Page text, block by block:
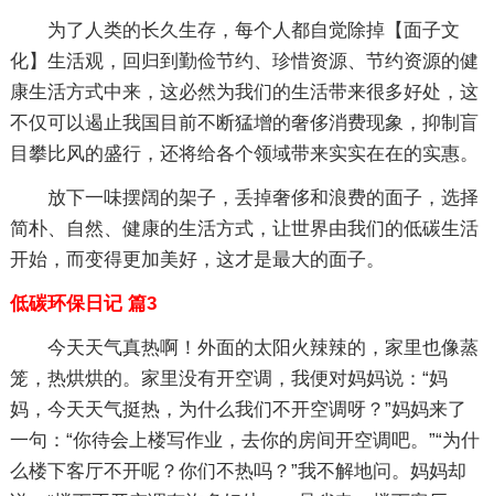
为了人类的长久生存，每个人都自觉除掉【面子文
化】生活观，回归到勤俭节约、珍惜资源、节约资源的健
康生活方式中来，这必然为我们的生活带来很多好处，这
不仅可以遏止我国目前不断猛增的奢侈消费现象，抑制盲
目攀比风的盛行，还将给各个领域带来实实在在的实惠。
放下一味摆阔的架子，丢掉奢侈和浪费的面子，选择
简朴、自然、健康的生活方式，让世界由我们的低碳生活
开始，而变得更加美好，这才是最大的面子。
低碳环保日记 篇3
今天天气真热啊！外面的太阳火辣辣的，家里也像蒸
笼，热烘烘的。家里没有开空调，我便对妈妈说：“妈
妈，今天天气挺热，为什么我们不开空调呀？”妈妈来了
一句：“你待会上楼写作业，去你的房间开空调吧。”“为什
么楼下客厅不开呢？你们不热吗？”我不解地问。妈妈却